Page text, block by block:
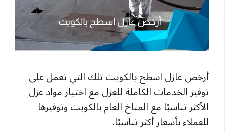
أرخص عازل اسطح بالكويت تلك التي تعمل على
توفير الخدمات الكاملة للعزل مع اختيار مواد عزل
الأكثر تناسبًا مع المناخ العام بالكويت وتوفيرها
للعملاء بأسعار أكثر تناسبًا.